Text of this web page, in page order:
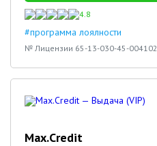
4.8
#программа лоялности
№ Лицензии 65-13-030-45-004102
Max.Credit